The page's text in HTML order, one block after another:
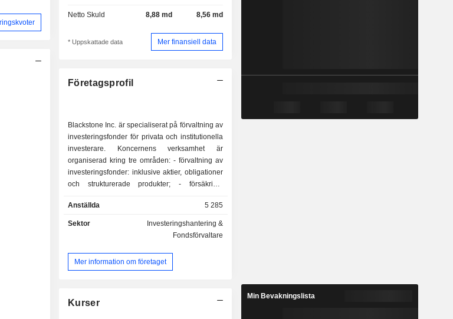
Netto Skuld 8,88 md 8,56 md
* Uppskattade data Mer finansiell data
Företagsprofil
Blackstone Inc. är specialiserat på förvaltning av
investeringsfonder för privata och institutionella
investerare. Koncernens verksamhet är
organiserad kring tre områden: - förvaltning av
investeringsfonder: inklusive aktier, obligationer
och strukturerade produkter; - försäkring:
sjukförsäkring, kapitalförsäkring etc. - förvaltning
av fastighetstillgångar. I slutet av 2025 förvaltar
koncernen tillgångar till ett värde av 1 274,9
Anställda 5 285
Sektor
Investeringshantering &
Fondsförvaltare
Mer information om företaget
Kurser
Min Bevakningslista